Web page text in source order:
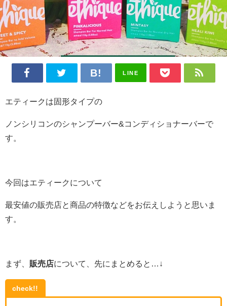
LINE
エティークは固形タイプの
ノンシリコンのシャンプーバー&コンディショナーバーで
す。
今回はエティークについて
最安値の販売店と商品の特徴などをお伝えしようと思いま
す。
まず、 販売店について、先にまとめると…↓
check!!